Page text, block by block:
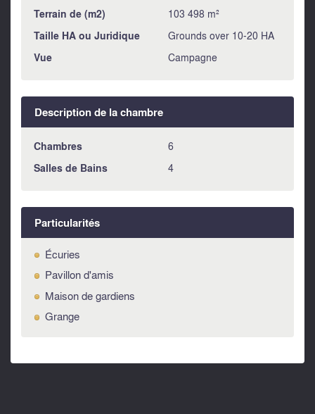
Terrain de (m2) 103 498 m²
Taille HA ou Juridique Grounds over 10-20 HA
Vue Campagne
Description de la chambre
Chambres 6
Salles de Bains 4
Particularités
Écuries
Pavillon d'amis
Maison de gardiens
Grange